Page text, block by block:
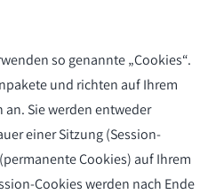
so genannte „Cookies“.
und richten auf Ihrem
an. Sie werden entweder
einer Sitzung (Session-
Cookies) auf Ihrem
Cookies werden nach Ende